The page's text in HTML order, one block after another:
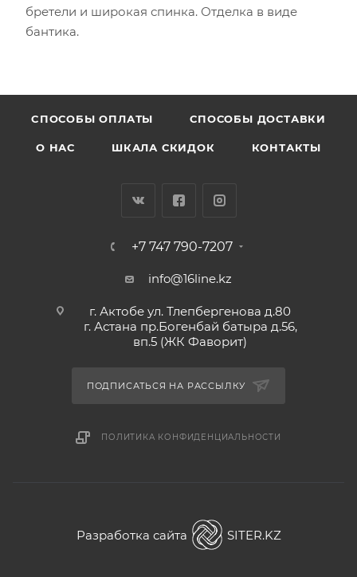
бретели и широкая спинка. Отделка в виде
бантика.
CПОСОБЫ ОПЛАТЫ СПОСОБЫ ДОСТАВКИ
О НАС ШКАЛА СКИДОК КОНТАКТЫ
+7 747 790-7207
info@16line.kz
г. Актобе ул. Тлепбергенова д.80
г. Астана пр.Богенбай батыра д.56,
вп.5 (ЖК Фаворит)
ПОДПИСАТЬСЯ НА РАССЫЛКУ
ПОЛИТИКА КОНФИДЕНЦИАЛЬНОСТИ
Разработка сайта SITER.KZ